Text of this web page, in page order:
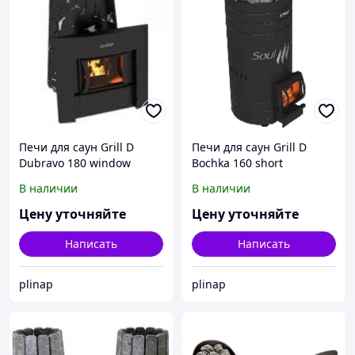
Печи для саун Grill D
Dubravo 180 window
В наличии
Цену уточняйте
Написать
plinap
Печи для саун Grill D
Bochka 160 short
В наличии
Цену уточняйте
Написать
plinap